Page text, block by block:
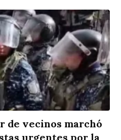
de vecinos marchó
urgentes por la